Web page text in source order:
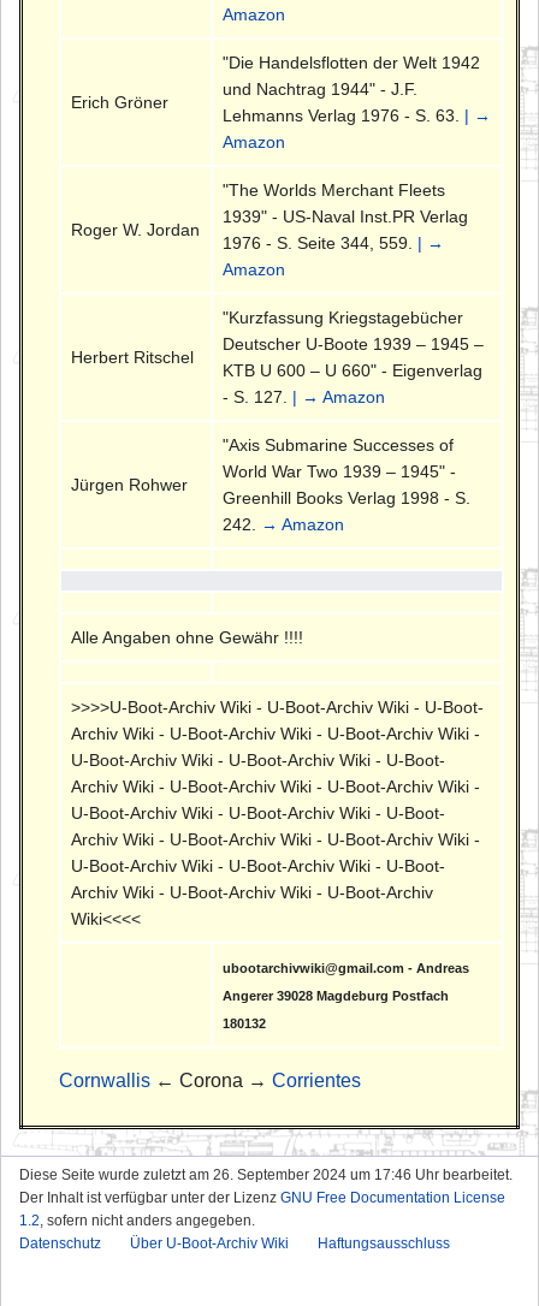
Amazon
Erich Gröner
"Die Handelsflotten der Welt 1942
und Nachtrag 1944" - J.F.
Lehmanns Verlag 1976 - S. 63. | →
Amazon
Roger W. Jordan
"The Worlds Merchant Fleets
1939" - US-Naval Inst.PR Verlag
1976 - S. Seite 344, 559. | →
Amazon
Herbert Ritschel
"Kurzfassung Kriegstagebücher
Deutscher U-Boote 1939 – 1945 –
KTB U 600 – U 660" - Eigenverlag
- S. 127. | → Amazon
Jürgen Rohwer
"Axis Submarine Successes of
World War Two 1939 – 1945" -
Greenhill Books Verlag 1998 - S.
242.
→ Amazon
Alle Angaben ohne Gewähr !!!!
>>>>U-Boot-Archiv Wiki - U-Boot-Archiv Wiki - U-Boot-
Archiv Wiki - U-Boot-Archiv Wiki - U-Boot-Archiv Wiki -
U-Boot-Archiv Wiki - U-Boot-Archiv Wiki - U-Boot-
Archiv Wiki - U-Boot-Archiv Wiki - U-Boot-Archiv Wiki -
U-Boot-Archiv Wiki - U-Boot-Archiv Wiki - U-Boot-
Archiv Wiki - U-Boot-Archiv Wiki - U-Boot-Archiv Wiki -
U-Boot-Archiv Wiki - U-Boot-Archiv Wiki - U-Boot-
Archiv Wiki - U-Boot-Archiv Wiki - U-Boot-Archiv
Wiki<<<<
ubootarchivwiki@gmail.com - Andreas
Angerer 39028 Magdeburg Postfach
180132
Cornwallis ← Corona → Corrientes
Diese Seite wurde zuletzt am 26. September 2024 um 17:46 Uhr bearbeitet.
Der Inhalt ist verfügbar unter der Lizenz GNU Free Documentation License
1.2, sofern nicht anders angegeben.
Datenschutz
Über U-Boot-Archiv Wiki Haftungsausschluss